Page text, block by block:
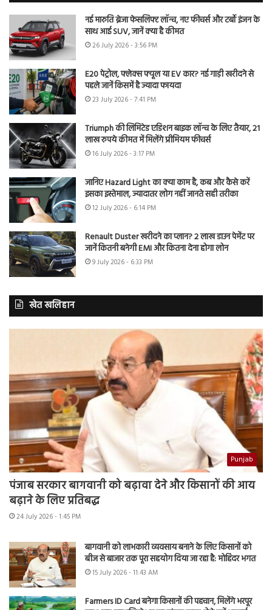
नई मारुति ब्रेजा फेसलिफ्ट लॉन्च, नए फीचर्स और टर्बो इंजन के
साथ आई SUV, जानें क्या है कीमत
26 July 2026 - 3:56 PM
E20 पेट्रोल, फ्लेक्स फ्यूल या EV कार? नई गाड़ी खरीदने से
पहले जानें किसमें है ज्यादा फायदा
23 July 2026 - 7:41 PM
Triumph की लिमिटेड एडिशन बाइक लॉन्च के लिए तैयार, 21
लाख रुपये कीमत में मिलेंगे प्रीमियम फीचर्स
16 July 2026 - 3:17 PM
जानिए Hazard Light का क्या काम है, कब और कैसे करें
इसका इस्तेमाल, ज्यादातर लोग नहीं जानते सही तरीका
12 July 2026 - 6:14 PM
Renault Duster खरीदने का प्लान? 2 लाख डाउन पेमेंट पर
जानें कितनी बनेगी EMI और कितना देना होगा लोन
9 July 2026 - 6:33 PM
खेत खलिहान
Punjab
पंजाब सरकार बागवानी को बढ़ावा देने और किसानों की आय
बढ़ाने के लिए प्रतिबद्ध
24 July 2026 - 1:45 PM
बागवानी को लाभकारी व्यवसाय बनाने के लिए किसानों को
बीज से बाजार तक पूरा सहयोग दिया जा रहा है: मोहिंदर भगत
15 July 2026 - 11:43 AM
Farmers ID Card बनेगा किसानों की पहचान, मिलेंगे भरपूर